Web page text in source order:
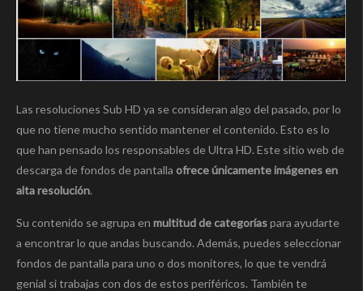
Las resoluciones Sub HD ya se consideran algo del pasado, por lo
que no tiene mucho sentido mantener el contenido. Esto es lo
que han pensado los responsables de Ultra HD. Este sitio web de
descarga de fondos de pantalla ofrece únicamente imágenes en
alta resolución.
Su contenido se agrupa en multitud de categoríaspara ayudarte
a encontrar lo que andas buscando. Además, puedes seleccionar
fondos de pantalla para uno o dos monitores, lo que te vendrá
genial si trabajas con dos de estos periféricos. También te